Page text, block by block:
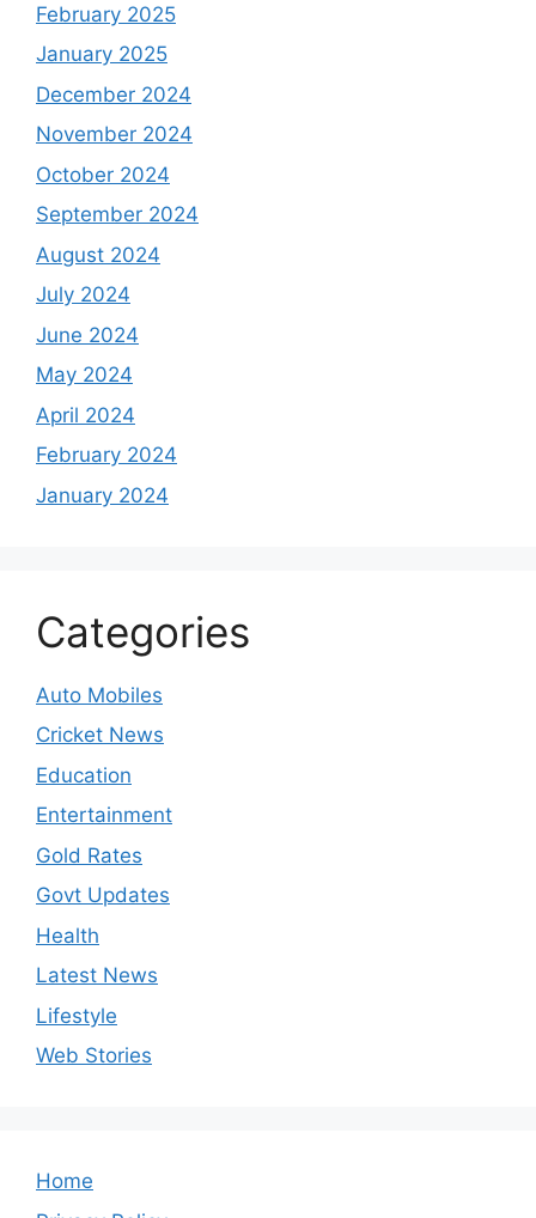
February 2025
January 2025
December 2024
November 2024
October 2024
September 2024
August 2024
July 2024
June 2024
May 2024
April 2024
February 2024
January 2024
Categories
Auto Mobiles
Cricket News
Education
Entertainment
Gold Rates
Govt Updates
Health
Latest News
Lifestyle
Web Stories
Home